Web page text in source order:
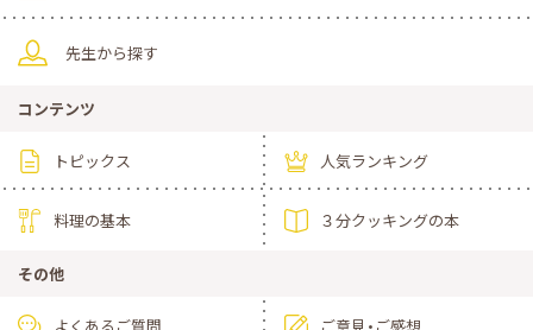
先生から探す
コンテンツ
トピックス 人気ランキング
料理の基本 ３分クッキングの本
その他